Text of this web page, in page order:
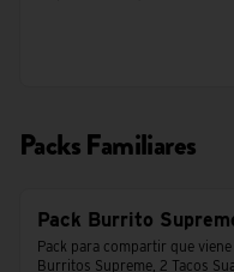
Packs Familiares
Pack Burrito
Pack para compartir que
Burritos Supreme, 2 Tacos